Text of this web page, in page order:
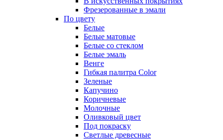
Фрезерованные в эмали
По цвету
Белые
Белые матовые
Белые со стеклом
Белые эмаль
Венге
Гибкая палитра Color
Зеленые
Капучино
Коричневые
Молочные
Оливковый цвет
Под покраску
Светлые древесные